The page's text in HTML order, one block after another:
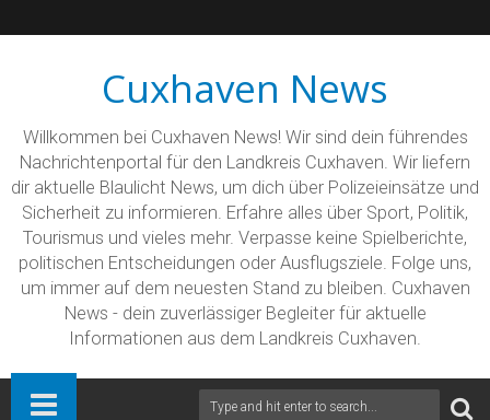
Cuxhaven News
Willkommen bei Cuxhaven News! Wir sind dein führendes
Nachrichtenportal für den Landkreis Cuxhaven. Wir liefern
dir aktuelle Blaulicht News, um dich über Polizeieinsätze und
Sicherheit zu informieren. Erfahre alles über Sport, Politik,
Tourismus und vieles mehr. Verpasse keine Spielberichte,
politischen Entscheidungen oder Ausflugsziele. Folge uns,
um immer auf dem neuesten Stand zu bleiben. Cuxhaven
News - dein zuverlässiger Begleiter für aktuelle
Informationen aus dem Landkreis Cuxhaven.